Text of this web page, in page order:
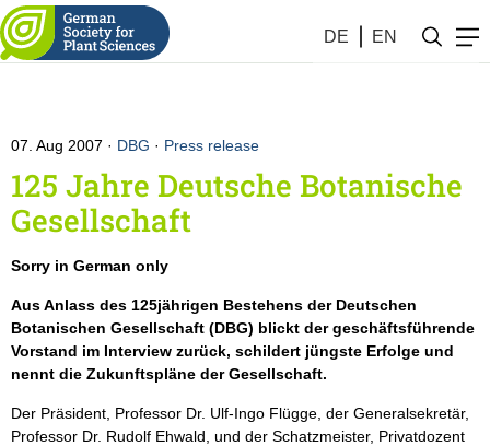
DE EN
07. Aug 2007 DBG · Press release
125 Jahre Deutsche Botanische
Gesellschaft
Sorry in German only
Aus Anlass des 125jährigen Bestehens der Deutschen
Botanischen Gesellschaft (DBG) blickt der geschäftsführende
Vorstand im Interview zurück, schildert jüngste Erfolge und
nennt die Zukunftspläne der Gesellschaft.
Der Präsident, Professor Dr. Ulf-Ingo Flügge, der Generalsekretär,
Professor Dr. Rudolf Ehwald, und der Schatzmeister, Privatdozent